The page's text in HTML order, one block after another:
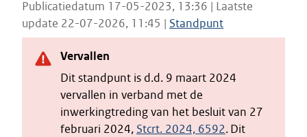
Publicatiedatum 17-05-2023, 13:36 | Laatste
update 22-07-2026, 11:45 | Standpunt
Vervallen
Dit standpunt is d.d. 9 maart 2024
vervallen in verband met de
inwerkingtreding van het besluit van 27
februari 2024, Stcrt. 2024, 6592. Dit